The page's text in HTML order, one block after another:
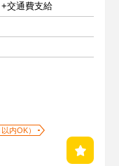
交通費支給
内OK）